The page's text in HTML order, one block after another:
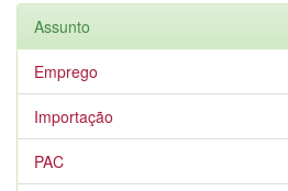
Assunto
Emprego
Importação
PAC